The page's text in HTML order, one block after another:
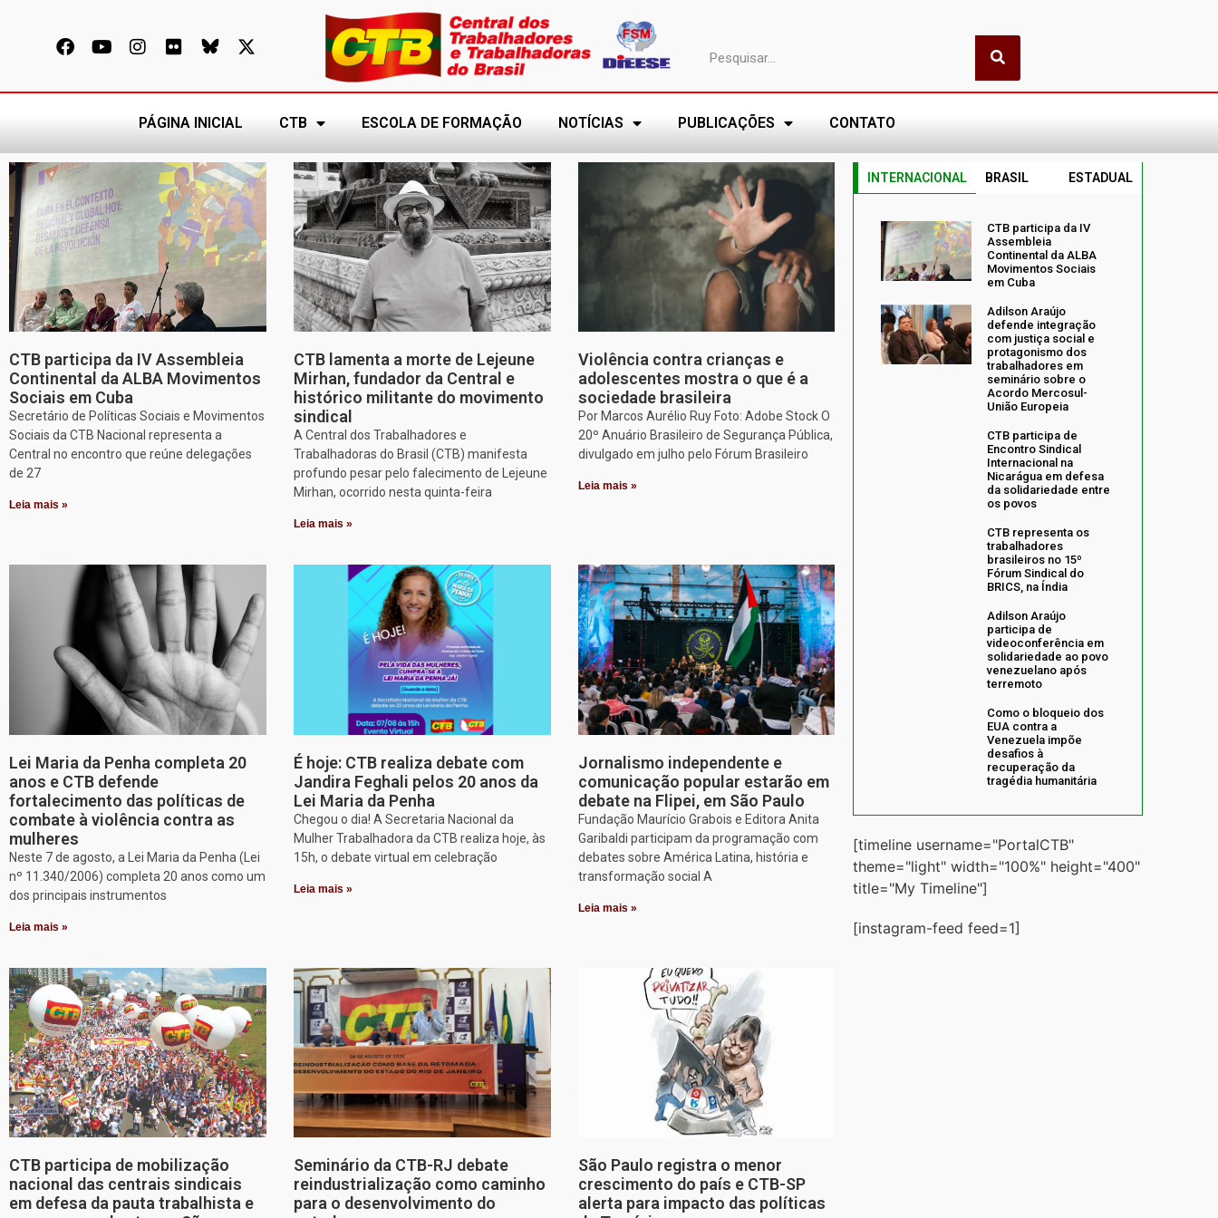
PÁGINA INICIAL CTB ESCOLA DE FORMAÇÃO NOTÍCIAS PUBLICAÇÕES CONTATO
CTB participa da IV Assembleia
Continental da ALBA Movimentos
Sociais em Cuba
Secretário de Políticas Sociais e Movimentos
Sociais da CTB Nacional representa a
Central no encontro que reúne delegações
de 27
Leia mais »
CTB lamenta a morte de Lejeune
Mirhan, fundador da Central e
histórico militante do movimento
sindical
A Central dos Trabalhadores e
Trabalhadoras do Brasil (CTB) manifesta
profundo pesar pelo falecimento de Lejeune
Mirhan, ocorrido nesta quinta-feira
Leia mais »
Violência contra crianças e
adolescentes mostra o que é a
sociedade brasileira
Por Marcos Aurélio Ruy Foto: Adobe Stock O
20º Anuário Brasileiro de Segurança Pública,
divulgado em julho pelo Fórum Brasileiro
Leia mais »
Lei Maria da Penha completa 20
anos e CTB defende
fortalecimento das políticas de
combate à violência contra as
mulheres
Neste 7 de agosto, a Lei Maria da Penha (Lei
nº 11.340/2006) completa 20 anos como um
dos principais instrumentos
Leia mais »
É hoje: CTB realiza debate com
Jandira Feghali pelos 20 anos da
Lei Maria da Penha
Chegou o dia! A Secretaria Nacional da
Mulher Trabalhadora da CTB realiza hoje, às
15h, o debate virtual em celebração
Leia mais »
Jornalismo independente e
comunicação popular estarão em
debate na Flipei, em São Paulo
Fundação Maurício Grabois e Editora Anita
Garibaldi participam da programação com
debates sobre América Latina, história e
transformação social A
Leia mais »
CTB participa de mobilização
nacional das centrais sindicais
em defesa da pauta trabalhista e
Seminário da CTB-RJ debate
reindustrialização como caminho
para o desenvolvimento do
São Paulo registra o menor
crescimento do país e CTB-SP
alerta para impacto das políticas
INTERNACIONAL BRASIL ESTADUAL
CTB participa da IV
Assembleia
Continental da ALBA
Movimentos Sociais
em Cuba
Adilson Araújo
defende integração
com justiça social e
protagonismo dos
trabalhadores em
seminário sobre o
Acordo Mercosul-
União Europeia
CTB participa de
Encontro Sindical
Internacional na
Nicarágua em defesa
da solidariedade entre
os povos
CTB representa os
trabalhadores
brasileiros no 15º
Fórum Sindical do
BRICS, na Índia
Adilson Araújo
participa de
videoconferência em
solidariedade ao povo
venezuelano após
terremoto
Como o bloqueio dos
EUA contra a
Venezuela impõe
desafios à
recuperação da
tragédia humanitária
[timeline username="PortalCTB"
theme="light" width="100%" height="400"
title="My Timeline"]
[instagram-feed feed=1]